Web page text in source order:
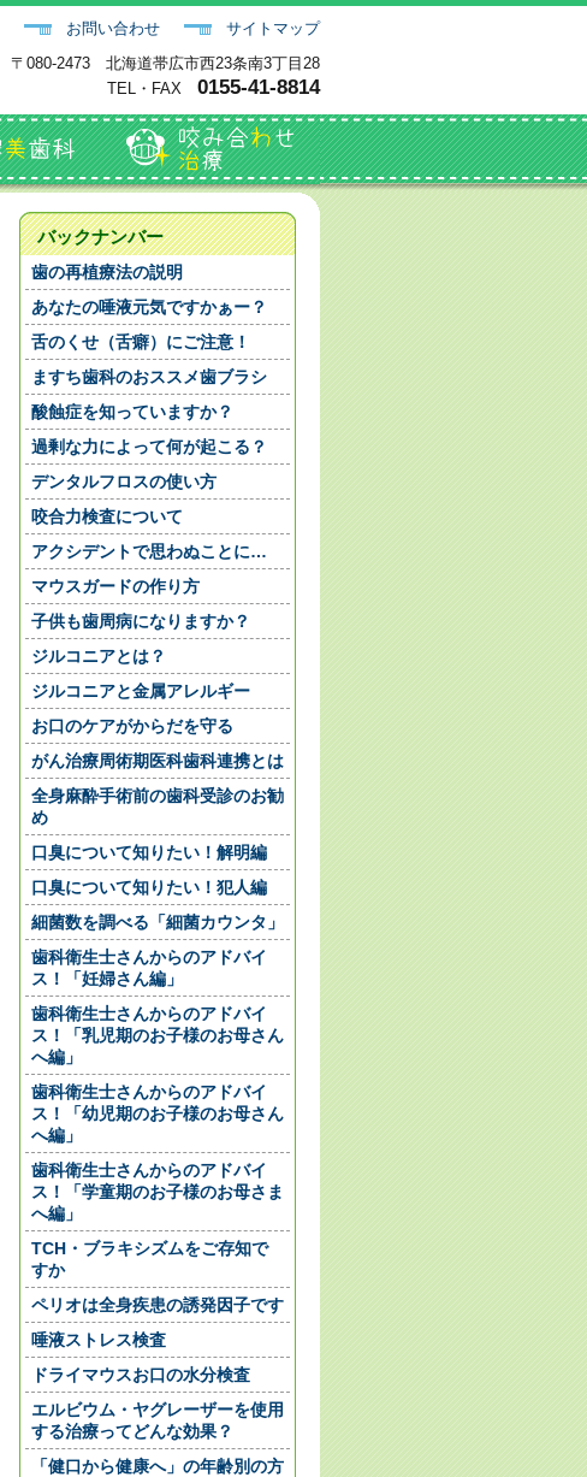
サイトマップ
お問い合わせ
〒080-2473 北海道帯広市西23条南3丁目28
TEL・FAX 0155-41-8814
バックナンバー
歯の再植療法の説明
あなたの唾液元気ですかぁー？
舌のくせ（舌癖）にご注意！
ますち歯科のおススメ歯ブラシ
酸蝕症を知っていますか？
過剰な力によって何が起こる？
デンタルフロスの使い方
咬合力検査について
アクシデントで思わぬことに…
マウスガードの作り方
子供も歯周病になりますか？
ジルコニアとは？
ジルコニアと金属アレルギー
お口のケアがからだを守る
がん治療周術期医科歯科連携とは
全身麻酔手術前の歯科受診のお勧
め
口臭について知りたい！解明編
口臭について知りたい！犯人編
細菌数を調べる「細菌カウンタ」
歯科衛生士さんからのアドバイ
ス！「妊婦さん編」
歯科衛生士さんからのアドバイ
ス！「乳児期のお子様のお母さん
へ編」
歯科衛生士さんからのアドバイ
ス！「幼児期のお子様のお母さん
へ編」
歯科衛生士さんからのアドバイ
ス！「学童期のお子様のお母さま
へ編」
TCH・ブラキシズムをご存知で
すか
ペリオは全身疾患の誘発因子です
唾液ストレス検査
ドライマウスお口の水分検査
エルビウム・ヤグレーザーを使用
する治療ってどんな効果？
「健口から健康へ」の年齢別の方